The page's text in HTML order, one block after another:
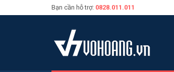
Bạn cần hỗ trợ: 0828.011.011